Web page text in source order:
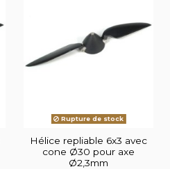
Rupture de stock
Hélice repliable 6x3 avec
cone Ø30 pour axe
Ø2,3mm